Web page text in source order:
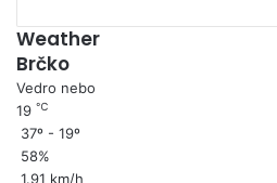
Weather
Brčko
Vedro nebo
19 ℃
37º - 19º
58%
1.91 km/h